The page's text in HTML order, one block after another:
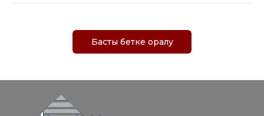
Басты бетке оралу